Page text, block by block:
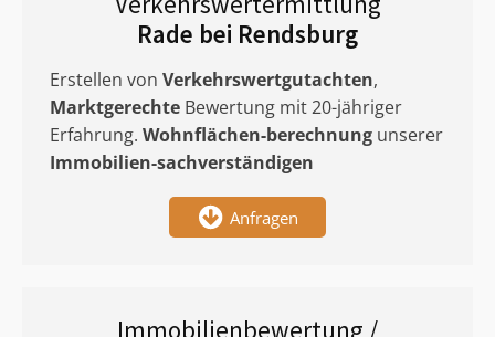
Rade bei Rendsburg
Erstellen von Verkehrswertgutachten,
Marktgerechte Bewertung mit 20-jähriger
Erfahrung. Wohnflächen-berechnung unserer
Immobilien-sachverständigen
Anfragen
Immobilienbewertung /